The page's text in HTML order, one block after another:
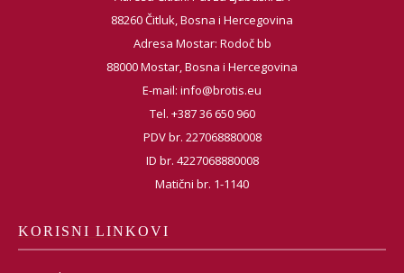
88260 Čitluk, Bosna i Hercegovina
Adresa Mostar: Rodoč bb
88000 Mostar, Bosna i Hercegovina
E-mail: info@brotis.eu
Tel. +387 36 650 960
PDV br. 227068880008
ID br. 4227068880008
Matični br. 1-1140
KORISNI LINKOVI